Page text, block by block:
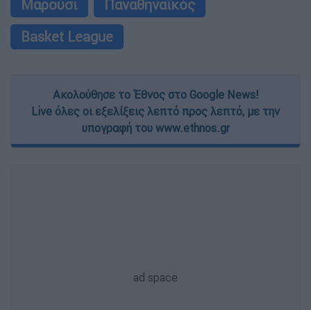
Μαρούσι
Παναθηναϊκός
Basket League
Ακολούθησε το Έθνος στο Google News!
Live όλες οι εξελίξεις λεπτό προς λεπτό, με την
υπογραφή του www.ethnos.gr